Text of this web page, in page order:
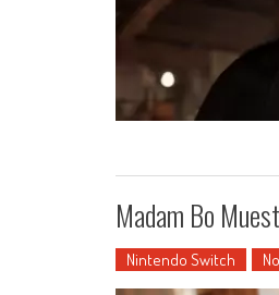
Madam Bo
Nintendo Switch